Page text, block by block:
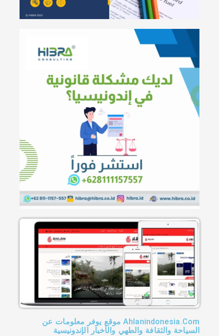
Ahlanindonesia.Com موقع يوفر معلومات عن
السياحة والثقافة والطهي والأخبار الإندونيسية